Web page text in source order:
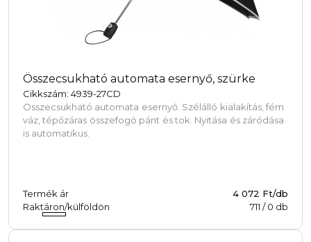
Összecsukható automata esernyő, szürke
Cikkszám: 4939-27CD
Összecsukható automata esernyő. Szélálló kialakítás, fém
váz, tépőzáras összefogó pánt és tok. Nyitása és záródása
is automatikus.
Termék ár
4 072 Ft/db
Raktáron/külföldön
711 /0 db